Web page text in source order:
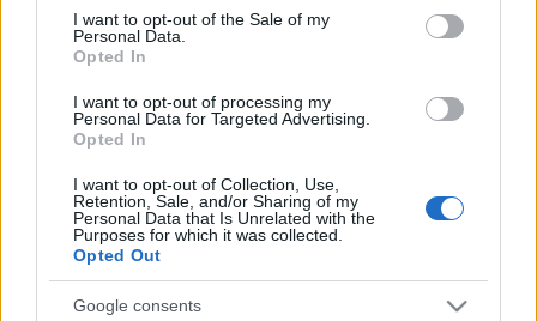
consent section.
I want to opt-out of the Sale of my
Personal Data.
Opted In
I want to opt-out of processing my
Personal Data for Targeted Advertising.
Opted In
I want to opt-out of Collection, Use,
Retention, Sale, and/or Sharing of my
Personal Data that Is Unrelated with the
Purposes for which it was collected.
Opted Out
Google consents
Készítsünk a desszert mellé főételt is, mégpedig
gombás, parmezános isteni spagettit
- KockacZukor -
Címkék:tojás édesség kecskesajt desszert lekvár leveles
Receptajánló KockacZukor